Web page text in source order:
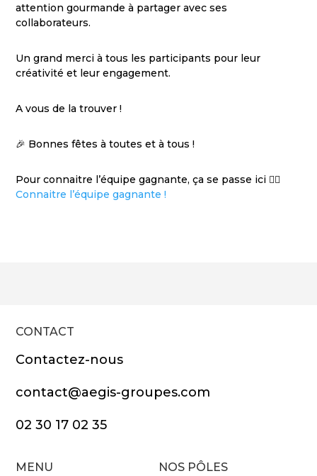
attention gourmande à partager avec ses
collaborateurs.
Un grand merci à tous les participants pour leur
créativité et leur engagement.
A vous de la trouver !
🎉 Bonnes fêtes à toutes et à tous !
Pour connaitre l’équipe gagnante, ça se passe ici 👉🏻
Connaitre l’équipe gagnante !
CONTACT
Contactez-nous
contact@aegis-groupes.com
02 30 17 02 35
MENU NOS PÔLES